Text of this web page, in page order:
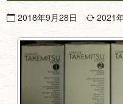
プ 2018年9月28日 2021